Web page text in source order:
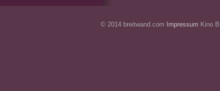
© 2014 breitwand.com Impressum Kino